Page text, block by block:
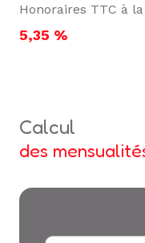
Honoraires TTC à
5,35 %
calcul
des